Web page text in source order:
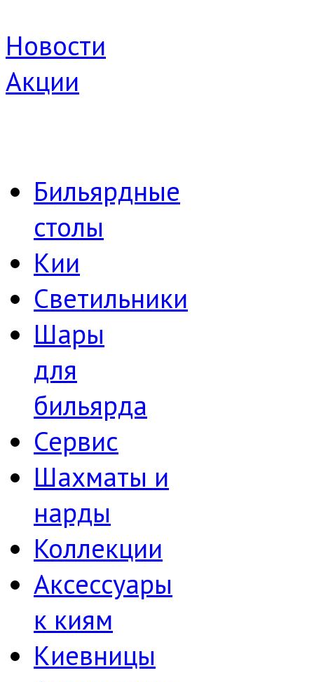
Новости
Акции
Бильярдные
столы
Кии
Светильники
Шары
для
бильярда
Сервис
Шахматы и
нарды
Коллекции
Аксессуары
к киям
Киевницы